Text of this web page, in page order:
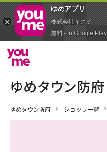
ゆめタウン防府 ショップ一覧
ゆめアプ‪リ‬
株式会社イズミ
無料 - In Google Play